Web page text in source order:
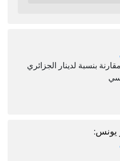
بنسبة لدينار الجزائري
يونس: